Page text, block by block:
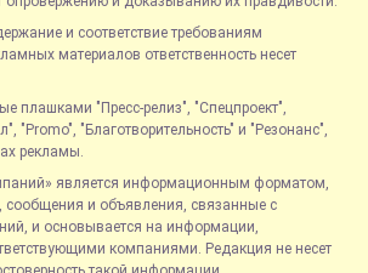
и соответствие требованиям
материалов ответственность несет
плашками "Пресс-релиз", "Спецпроект",
"Promo", "Благотворительность" и "Резонанс",
рекламы.
является информационным форматом,
и объявления, связанные с
и основывается на информации,
компаниями. Редакция не несет